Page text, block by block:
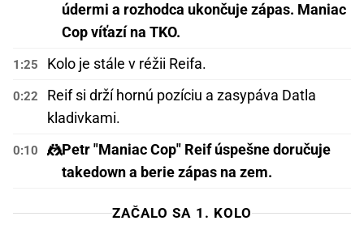
údermi a rozhodca ukončuje zápas. Maniac
Cop víťazí na TKO.
1:25 Kolo je stále v réžii Reifa.
0:22
Reif si drží hornú pozíciu a zasypáva Datla
kladivkami.
0:10 🤼Petr "Maniac Cop" Reif úspešne doručuje
takedown a berie zápas na zem.
ZAČALO SA 1. KOLO